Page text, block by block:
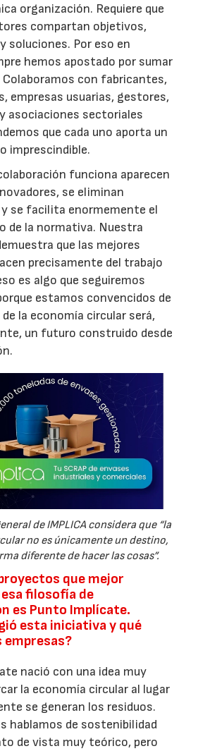
organización. Requiere que
compartan objetivos,
soluciones. Por eso en
hemos apostado por sumar
Colaboramos con fabricantes,
empresas usuarias, gestores,
asociaciones sectoriales
que cada uno aporta un
imprescindible.
funciona aparecen
se eliminan
se facilita enormemente el
de la normativa. Nuestra
que las mejores
precisamente del trabajo
es algo que seguiremos
estamos convencidos de
la economía circular será,
un futuro construido desde
de IMPLICA considera que “la
no es únicamente un destino,
diferente de hacer las cosas”.
que mejor
filosofía de
es Punto Implícate.
esta iniciativa y qué
empresas?
nació con una idea muy
la economía circular al lugar
se generan los residuos.
hablamos de sostenibilidad
de vista muy teórico, pero